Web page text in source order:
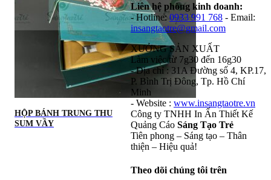
HỘP BÁNH TRUNG THU
SUM VẦY
Liên hệ phòng kinh doanh:
- Hotline: 0933 991 768 - Email:
insangtaotre@gmail.com
XƯỞNG SẢN XUẤT
Làm việc từ 7g30 đến 16g30
- Địa chỉ : 31A Đường số 4, KP.17,
P. Bình Trị Đông, Tp. Hồ Chí
Minh
- Website : www.insangtaotre.vn
Công ty TNHH In Ấn Thiết Kế
Quảng Cáo Sáng Tạo Trẻ
Tiên phong – Sáng tạo – Thân
thiện – Hiệu quả!
Theo dõi chúng tôi trên